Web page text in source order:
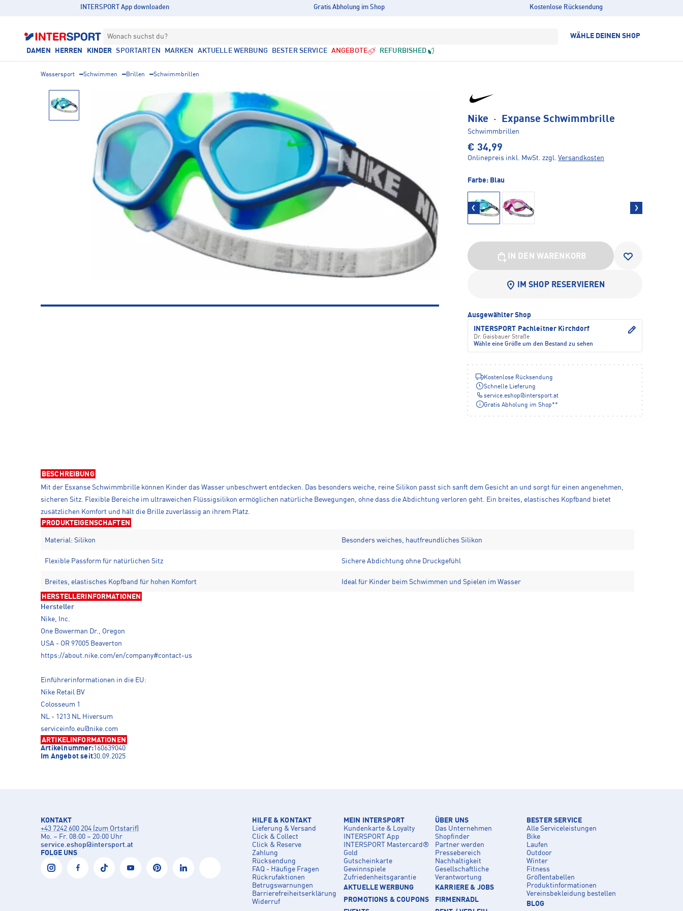
INTERSPORT App downloaden Gratis Abholung im Shop Kostenlose Rücksendung
Wonach suchst du? WÄHLE DEINEN SHOP
DAMEN HERREN KINDER SPORTARTEN MARKEN AKTUELLE WERBUNG BESTER SERVICE ANGEBOTE REFURBISHED
Wassersport Schwimmen Brillen Schwimmbrillen
Nike · Expanse Schwimmbrille
Schwimmbrillen
€ 34,99
Onlinepreis inkl. MwSt. zzgl. Versandkosten
Farbe: Blau
IN DEN WARENKORB
IM SHOP RESERVIEREN
Ausgewählter Shop
INTERSPORT Pachleitner Kirchdorf
Dr. Gaisbauer Straße
Wähle eine Größe um den Bestand zu sehen
Kostenlose Rücksendung
Schnelle Lieferung
service.eshop@intersport.at
Gratis Abholung im Shop**
BESCHREIBUNG
Mit der Esxanse Schwimmbrille können Kinder das Wasser unbeschwert entdecken. Das besonders weiche, reine Silikon passt sich sanft dem Gesicht an und sorgt für einen angenehmen,
sicheren Sitz. Flexible Bereiche im ultraweichen Flüssigsilikon ermöglichen natürliche Bewegungen, ohne dass die Abdichtung verloren geht. Ein breites, elastisches Kopfband bietet
zusätzlichen Komfort und hält die Brille zuverlässig an ihrem Platz.
PRODUKTEIGENSCHAFTEN
Material: Silikon Besonders weiches, hautfreundliches Silikon
Flexible Passform für natürlichen Sitz Sichere Abdichtung ohne Druckgefühl
Breites, elastisches Kopfband für hohen Komfort Ideal für Kinder beim Schwimmen und Spielen im Wasser
HERSTELLERINFORMATIONEN
Hersteller
Nike, Inc.
One Bowerman Dr., Oregon
USA - OR 97005 Beaverton
https://about.nike.com/en/company#contact-us
Einführerinformationen in die EU:
Nike Retail BV
Colosseum 1
NL - 1213 NL Hiversum
serviceinfo.eu@nike.com
ARTIKELINFORMATIONEN
Artikelnummer:160639040
Im Angebot seit30.09.2025
KONTAKT
+43 7242 600 204 (zum Ortstarif)
Mo. – Fr. 08:00 – 20:00 Uhr
service.eshop@intersport.at
FOLGE UNS
HILFE & KONTAKT
Lieferung & Versand
Click & Collect
Click & Reserve
Zahlung
Rücksendung
FAQ - Häufige Fragen
Rückrufaktionen
Betrugswarnungen
Barrierefreiheitserklärung
Widerruf
MEIN INTERSPORT
Kundenkarte & Loyalty
INTERSPORT App
INTERSPORT Mastercard®
Gold
Gutscheinkarte
Gewinnspiele
Zufriedenheitsgarantie
AKTUELLE WERBUNG
PROMOTIONS & COUPONS
ÜBER UNS
Das Unternehmen
Shopfinder
Partner werden
Pressebereich
Nachhaltigkeit
Gesellschaftliche
Verantwortung
KARRIERE & JOBS
FIRMENRADL
BESTER SERVICE
Alle Serviceleistungen
Bike
Laufen
Outdoor
Winter
Fitness
Größentabellen
Produktinformationen
Vereinsbekleidung bestellen
BLOG